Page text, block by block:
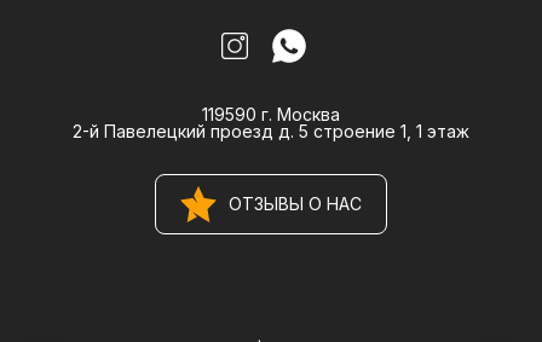
119590 г. Москва
2-й Павелецкий проезд д. 5 строение 1, 1 этаж
ОТЗЫВЫ О НАС